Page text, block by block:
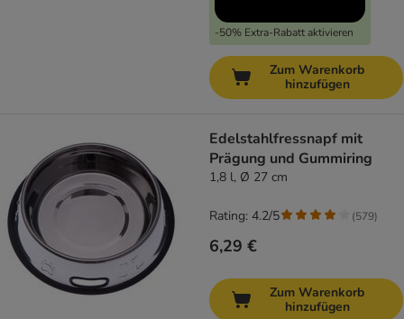
-50% Extra-Rabatt aktivieren
Zum Warenkorb
hinzufügen
Edelstahlfressnapf mit
Prägung und Gummiring
1,8 l, Ø 27 cm
6,29 €
Rating: 4.2/5 (579)
Zum Warenkorb
hinzufügen